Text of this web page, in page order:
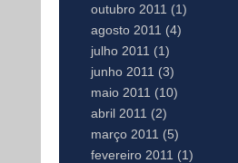
outubro 2011 (1)
agosto 2011 (4)
julho 2011 (1)
junho 2011 (3)
maio 2011 (10)
abril 2011 (2)
março 2011 (5)
fevereiro 2011 (1)